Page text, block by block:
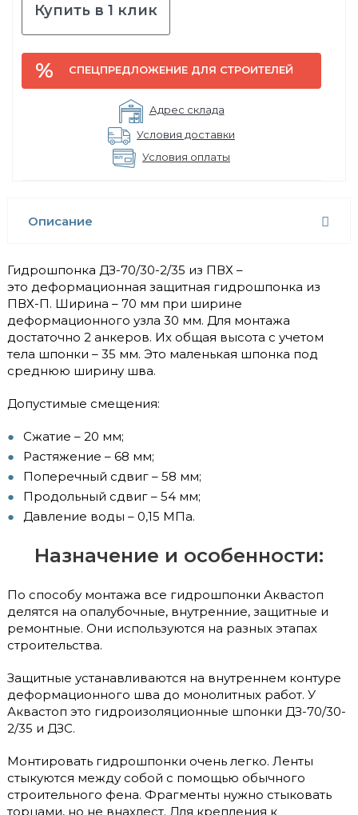
Купить в 1 клик
СПЕЦПРЕДЛОЖЕНИЕ ДЛЯ СТРОИТЕЛЕЙ
Адрес склада
Условия доставки
Условия оплаты
Описание
Гидрошпонка ДЗ-70/30-2/35 из ПВХ –
это деформационная защитная гидрошпонка из
ПВХ-П. Ширина – 70 мм при ширине
деформационного узла 30 мм. Для монтажа
достаточно 2 анкеров. Их общая высота с учетом
тела шпонки – 35 мм. Это маленькая шпонка под
среднюю ширину шва.
Допустимые смещения:
Сжатие – 20 мм;
Растяжение – 68 мм;
Поперечный сдвиг – 58 мм;
Продольный сдвиг – 54 мм;
Давление воды – 0,15 МПа.
Назначение и особенности:
По способу монтажа все гидрошпонки Аквастоп
делятся на опалубочные, внутренние, защитные и
ремонтные. Они используются на разных этапах
строительства.
Защитные устанавливаются на внутреннем контуре
деформационного шва до монолитных работ. У
Аквастоп это гидроизоляционные шпонки ДЗ-70/30-
2/35 и ДЗС.
Монтировать гидрошпонки очень легко. Ленты
стыкуются между собой с помощью обычного
строительного фена. Фрагменты нужно стыковать
торцами, но не внахлест. Для крепления к